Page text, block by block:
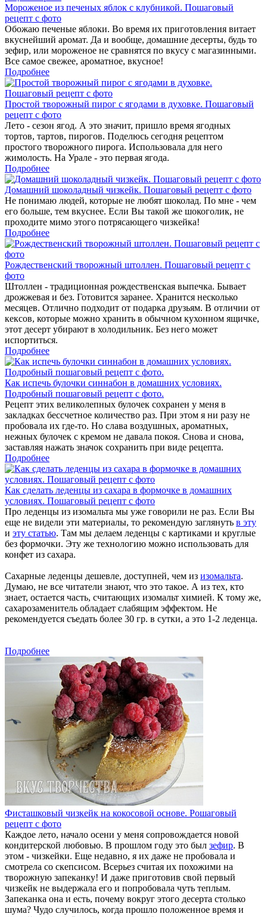
Мороженое из печеных яблок с клубникой. Пошаговый
рецепт с фото
Обожаю печеные яблоки. Во время их приготовления витает
вкуснейший аромат. Да и вообще, домашние десерты, будь то
зефир, или мороженое не сравнятся по вкусу с магазинными.
Все самое свежее, ароматное, вкусное!
Подробнее
Простой творожный пирог с ягодами в духовке. Пошаговый
рецепт с фото
Лето - сезон ягод. А это значит, пришло время ягодных
тортов, тартов, пирогов. Поделюсь сегодня рецептом
простого творожного пирога. Использовала для него
жимолость. На Урале - это первая ягода.
Подробнее
Домашний шоколадный чизкейк. Пошаговый рецепт с фото
Не понимаю людей, которые не любят шоколад. По мне - чем
его больше, тем вкуснее. Если Вы такой же шокоголик, не
проходите мимо этого потрясающего чизкейка!
Подробнее
Рождественский творожный штоллен. Пошаговый рецепт с
фото
Штоллен - традиционная рождественская выпечка. Бывает
дрожжевая и без. Готовится заранее. Хранится несколько
месяцев. Отлично подходит от подарка друзьям. В отличии от
кексов, которые можно хранить в обычном кухонном ящичке,
этот десерт убирают в холодильник. Без него может
испортиться.
Подробнее
Как испечь булочки синнабон в домашних условиях.
Подробный пошаговый рецепт с фото.
Рецепт этих великолепных булочек сохранен у меня в
закладках бессчетное количество раз. При этом я ни разу не
пробовала их где-то. Но слава воздушных, ароматных,
нежных булочек с кремом не давала покоя. Снова и снова,
заставляя нажать значок сохранить при виде рецепта.
Подробнее
Как сделать леденцы из сахара в формочке в домашних
условиях. Пошаговый рецепт с фото
Про леденцы из изомальта мы уже говорили не раз. Если Вы
еще не видели эти материалы, то рекомендую заглянуть в эту
и эту статью. Там мы делаем леденцы с картиками и круглые
без формочки. Эту же технологию можно использовать для
конфет из сахара.
Сахарные леденцы дешевле, доступней, чем из изомальта.
Думаю, не все читатели знают, что это такое. А из тех, кто
знает, остается часть, считающих изомальт химией. К тому же,
сахарозаменитель обладает слабящим эффектом. Не
рекомендуется съедать более 30 гр. в сутки, а это 1-2 леденца.
Подробнее
Фисташковый чизкейк на кокосовой основе. Рошаговый
рецепт с фото
Каждое лето, начало осени у меня сопровождается новой
кондитерской любовью. В прошлом году это был зефир. В
этом - чизкейки. Еще недавно, я их даже не пробовала и
смотрела со скепсисом. Всерьез считая их похожими на
творожную запеканку! И даже приготовив свой первый
чизкейк не выдержала его и попробовала чуть теплым.
Запеканка она и есть, почему вокруг этого десерта столько
шума? Чудо случилось, когда прошло положенное время и